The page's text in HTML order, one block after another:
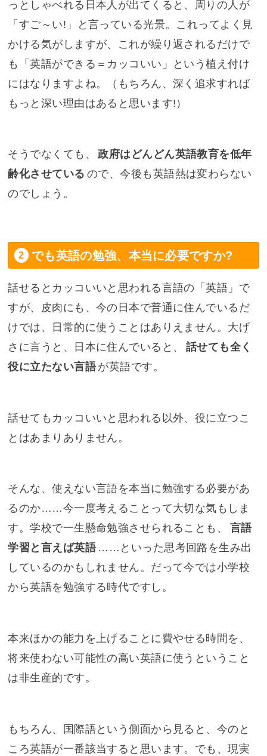
っとしゃべれる日本人が出てくると、周りの人が
「すご～い!」と言っている光景。これってよく見
かける気がしますが、これが繰り返されるだけで
も「英語ができる＝カッコいい」という植え付け
にはなりますよね。（もちろん、深く追求すれば
もっと深い理由はあると思います!）
そうでなくても、
政府はどんどん英語教育を低年
齢化させている ので、今後も英語熱は変わらない
のでしょう。
でも英語の勉強、本当に必要ですか?
話せるとカッコいいと思われる言語の「英語」で
すが、皮肉にも、今の日本で普通に住んでいるだ
けでは、日常的に使うことはありえません。大げ
さに言うと、日本に住んでいると、
話せても全く
役に立たない言語 が英語です。
話せてもカッコいいと思われる以外、役に立つこ
とはあまりありません。
そんな、使えない言語を本当に勉強する必要があ
るのか……今一度考えることって大切な気もしま
す。学校で一生懸命勉強させられることも、
言語
学習と言えば英語 ……といった思考回路を生み出
しているのかもしれません。だって今では小学校
から英語を勉強する時代ですし。
本来ほかの能力を上げることに費やせる時間を、
将来使わない可能性の高い英語に使うということ
は非生産的です。
もちろん、国際語という側面から見ると、今のと
ころ英語が一番該当すると思います。でも、現実